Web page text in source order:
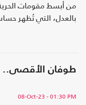
من أبسط مقومات الحرية
بالعدل، التي تُظهر
لرموزها، بينما تغض
طوفان الأقصى..
08-Oct-23 - 01:30 PM